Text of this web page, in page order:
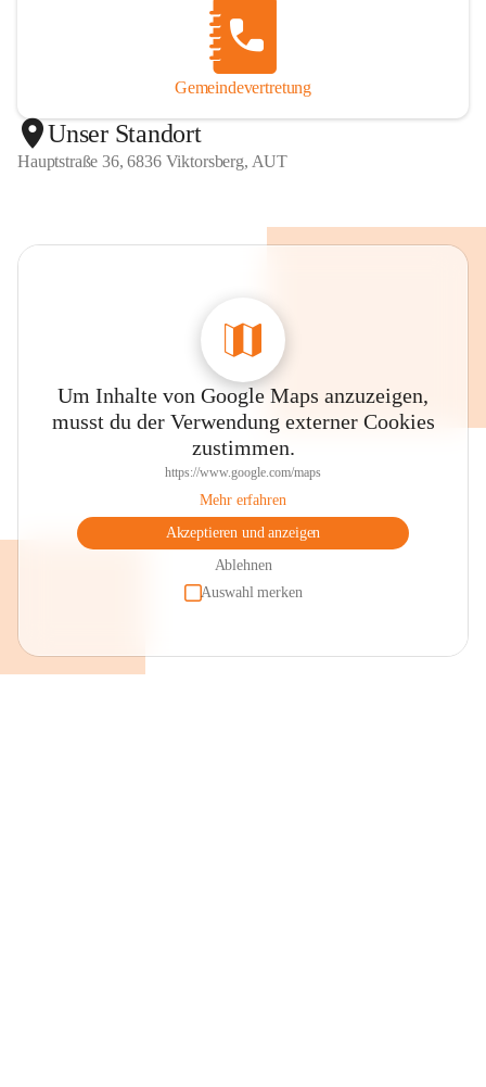
Gemeindevertretung
Unser Standort
Hauptstraße 36, 6836 Viktorsberg, AUT
Um Inhalte von Google Maps anzuzeigen,
musst du der Verwendung externer Cookies
zustimmen.
https://www.google.com/maps
Mehr erfahren
Akzeptieren und anzeigen
Ablehnen
Auswahl merken